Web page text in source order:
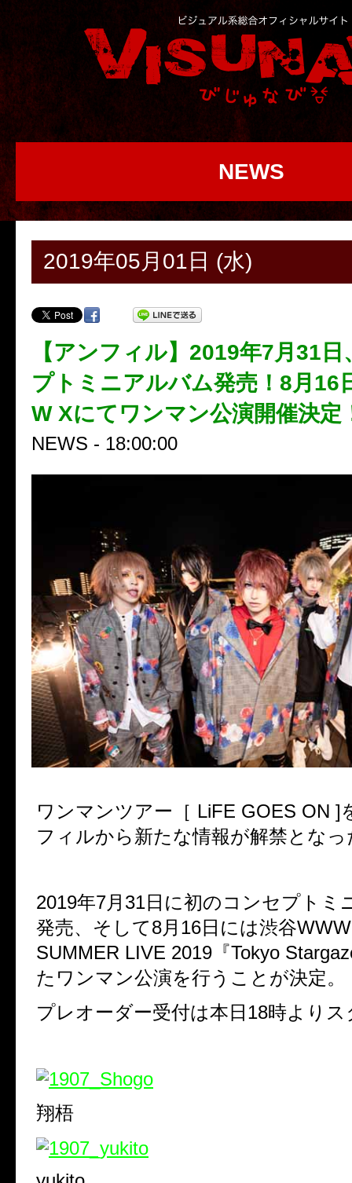
NEWS
2019年05月01日 (水)
【アンフィル】2019年7月31
プトミニアルバム発売！8月16
W Xにてワンマン公演開催決定
NEWS - 18:00:00
ワンマンツアー［ LiFE GOES ON ]
フィルから新たな情報が解禁となっ
2019年7月31日に初のコンセプトミ
発売、そして8月16日には渋谷
SUMMER LIVE 2019『Tokyo
たワンマン公演を行うことが決定。
プレオーダー受付は本日18時よりス
翔梧